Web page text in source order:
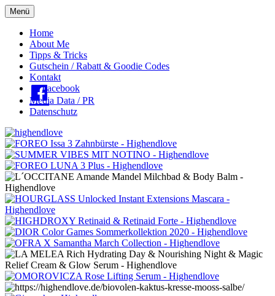
Menü
Oberes
Menü
Home
About Me
Tipps & Tricks
Gutschein / Rabatt & Goodie Codes
Kontakt
Facebook
Media Data / PR
Datenschutz